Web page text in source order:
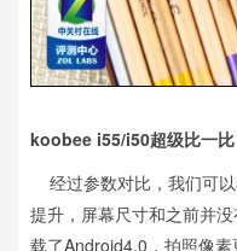
koobee i55/i50超级比一比
经过参数对比，我们可
提升，屏幕尺寸和之前并
载了Android4.0，拍照像素